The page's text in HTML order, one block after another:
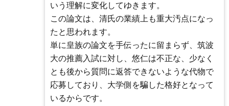
いう理解に変化してゆきます。
この論文は、清氏の業績上も重大汚点になっ
たと思われます。
単に皇族の論文を手伝ったに留まらず、筑波
大の推薦入試に対し、悠仁は不正な、少なく
とも後から質問に返答できないような代物で
応募しており、大学側を騙した格好となって
いるからです。